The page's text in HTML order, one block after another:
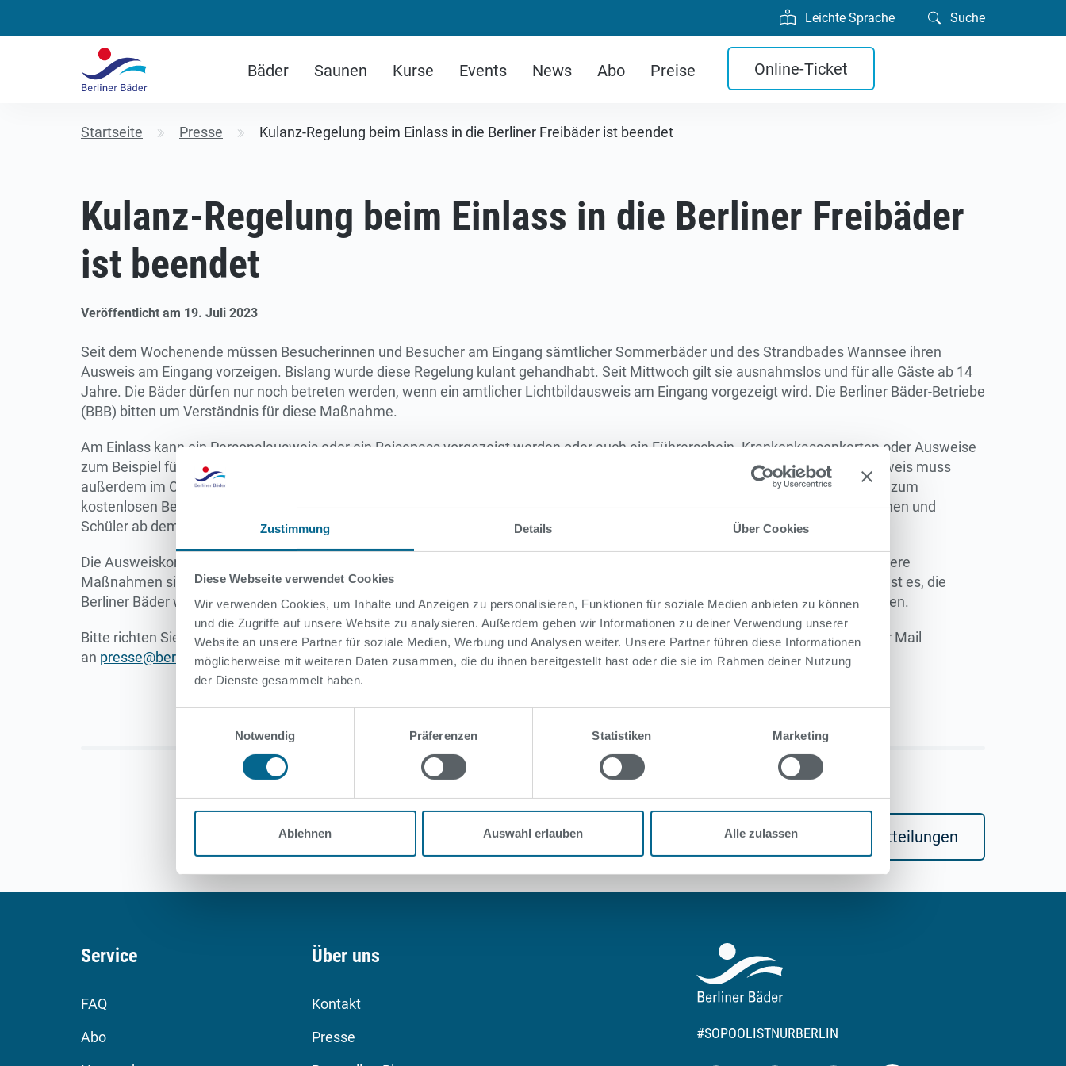
Zustimmung Details Über Cookies
Diese Webseite verwendet Cookies
Wir verwenden Cookies, um Inhalte und Anzeigen zu personalisieren, Funktionen für soziale Medien anbieten zu können
und die Zugriffe auf unsere Website zu analysieren. Außerdem geben wir Informationen zu deiner Verwendung unserer
Website an unsere Partner für soziale Medien, Werbung und Analysen weiter. Unsere Partner führen diese Informationen
möglicherweise mit weiteren Daten zusammen, die du ihnen bereitgestellt hast oder die sie im Rahmen deiner Nutzung
der Dienste gesammelt haben.
Notwendig
Präferenzen Statistiken Marketing
Ablehnen Auswahl erlauben Alle zulassen
Leichte Sprache Suche
Bäder Saunen Kurse Events News Abo Preise Online-Ticket
Startseite Presse Kulanz-Regelung beim Einlass in die Berliner Freibäder ist beendet
Kulanz-Regelung beim Einlass in die Berliner Freibäder
ist beendet
Veröffentlicht am 19. Juli 2023
Seit dem Wochenende müssen Besucherinnen und Besucher am Eingang sämtlicher Sommerbäder und des Strandbades Wannsee ihren
Ausweis am Eingang vorzeigen. Bislang wurde diese Regelung kulant gehandhabt. Seit Mittwoch gilt sie ausnahmslos und für alle Gäste ab 14
Jahre. Die Bäder dürfen nur noch betreten werden, wenn ein amtlicher Lichtbildausweis am Eingang vorgezeigt wird. Die Berliner Bäder-Betriebe
(BBB) bitten um Verständnis für diese Maßnahme.
Am Einlass kann ein Personalausweis oder ein Reisepass vorgezeigt werden oder auch ein Führerschein. Krankenkassenkarten oder Ausweise
zum Beispiel für Bibliotheken werden nicht akzeptiert, selbst wenn sie ein Foto der Besitzerin oder des Besitzers zeigen. Der Ausweis muss
außerdem im Original vorgelegt werden, Kopien oder Handyfotos werden nicht akzeptiert. Die Badekarte im Superferienpass, die zum
kostenlosen Betreten der Bäder im Sommer berechtigt, muss vollständig ausgefüllt sein und ebenfalls ein Foto zeigen. Schülerinnen und
Schüler ab dem vollendeten 14. Lebensjahr (also 14 Jahre oder älter) müssen in jedem Fall ihren Schülerausweis vorzeigen.
Die Ausweiskontrollen sind ein erster, wesentlicher Schritt, um Hausverbote auszusprechen und sie kontrollieren zu können. Weitere
Maßnahmen sind in Arbeit und werden mit der Polizei Berlin sowie der Senatsverwaltung für Inneres und Sport abgestimmt. Ziel ist es, die
Berliner Bäder wieder sicherer zu machen und damit attraktiver für alle Gäste und zugleich die Beschäftigten der Bäder zu entlasten.
Bitte richten Sie Presseanfragen stets an die Pressestelle der Bäder-Betriebe unter der Telefonnummer 030-7876 32 615 oder per Mail
an presse@berlinerbaeder.de
Alle Pressmitteilungen
#SOPOOLISTNURBERLIN
Service
FAQ
Abo
Über uns
Kontakt
Presse